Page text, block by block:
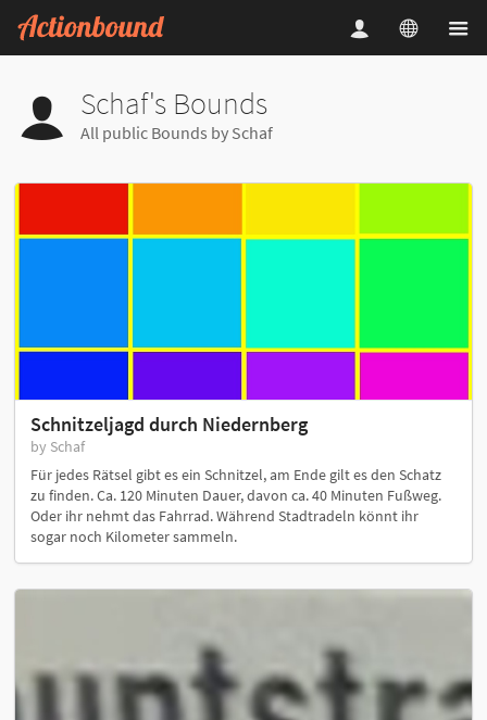
Schaf's Bounds
All public Bounds by Schaf
Schnitzeljagd durch Niedernberg
by Schaf
Für jedes Rätsel gibt es ein Schnitzel, am Ende gilt es den Schatz
zu finden. Ca. 120 Minuten Dauer, davon ca. 40 Minuten Fußweg.
Oder ihr nehmt das Fahrrad. Während Stadtradeln könnt ihr
sogar noch Kilometer sammeln.